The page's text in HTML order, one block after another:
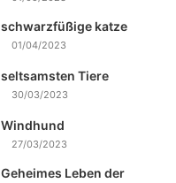
schwarzfüßige katze
01/04/2023
seltsamsten Tiere
30/03/2023
Windhund
27/03/2023
Geheimes Leben der